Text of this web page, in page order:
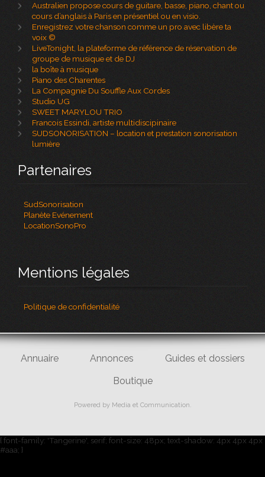
Australien propose cours de guitare, basse, piano, chant ou
cours d’anglais à Paris en présentiel ou en visio.
Enregistrez votre chanson comme un pro avec libère ta
voix ©
LiveTonight, la plateforme de référence de réservation de
groupe de musique et de DJ
la boîte à musique
Piano des Charentes
La Compagnie Du Souffle Aux Cordes
Studio UG
SWEET MARYLOU TRIO
Francois Essindi, artiste multidiscipinaire
SUDSONORISATION – location et prestation sonorisation
lumière
Partenaires
SudSonorisation
Planète Evénement
LocationSonoPro
Mentions légales
Politique de confidentialité
Annuaire Annonces
Guides et dossiers
Boutique
Powered by Media et Communication.
{ font-family: 'Tangerine', serif; font-size: 48px; text-shadow: 4px 4px 4px
#aaa; }